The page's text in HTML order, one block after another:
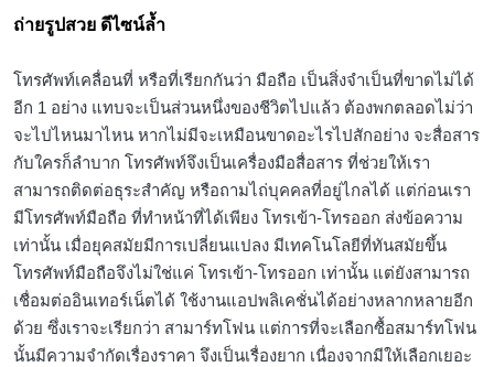
ถ่ายรูปสวย ดีไซน์ล้ำ
โทรศัพท์เคลื่อนที่ หรือที่เรียกกันว่า มือถือ เป็นสิ่งจำเป็นที่ขาดไม่ได้
อีก 1 อย่าง แทบจะเป็นส่วนหนึ่งของชีวิตไปแล้ว ต้องพกตลอดไม่ว่า
จะไปไหนมาไหน หากไม่มีจะเหมือนขาดอะไรไปสักอย่าง จะสื่อสาร
กับใครก็ลำบาก โทรศัพท์จึงเป็นเครื่องมือสื่อสาร ที่ช่วยให้เรา
สามารถติดต่อธุระสำคัญ หรือถามไถ่บุคคลที่อยู่ไกลได้ แต่ก่อนเรา
มีโทรศัพท์มือถือ ที่ทำหน้าที่ได้เพียง โทรเข้า-โทรออก ส่งข้อความ
เท่านั้น เมื่อยุคสมัยมีการเปลี่ยนแปลง มีเทคโนโลยีที่ทันสมัยขึ้น
โทรศัพท์มือถือจึงไม่ใช่แค่ โทรเข้า-โทรออก เท่านั้น แต่ยังสามารถ
เชื่อมต่ออินเทอร์เน็ตได้ ใช้งานแอปพลิเคชั่นได้อย่างหลากหลายอีก
ด้วย ซึ่งเราจะเรียกว่า สามาร์ทโฟน แต่การที่จะเลือกซื้อสมาร์ทโฟน
นั้นมีความจำกัดเรื่องราคา จึงเป็นเรื่องยาก เนื่องจากมีให้เลือกเยอะ